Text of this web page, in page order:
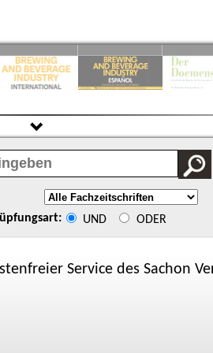
UND ODER
Service des Sachon